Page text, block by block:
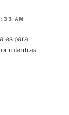
AM
es para
mientras